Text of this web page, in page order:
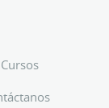
Cursos